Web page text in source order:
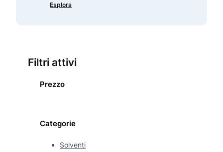
Esplora
Filtri attivi
Prezzo
Categorie
Solventi